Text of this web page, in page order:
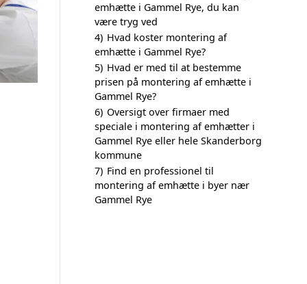
emhætte i Gammel Rye, du kan
være tryg ved
4) Hvad koster montering af
emhætte i Gammel Rye?
5) Hvad er med til at bestemme
prisen på montering af emhætte i
Gammel Rye?
6) Oversigt over firmaer med
speciale i montering af emhætter i
Gammel Rye eller hele Skanderborg
kommune
7) Find en professionel til
montering af emhætte i byer nær
Gammel Rye